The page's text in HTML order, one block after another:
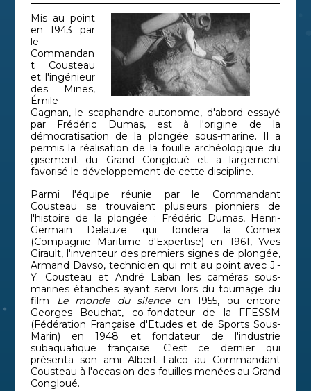
Mis au point
en 1943 par
le
Commandan
t Cousteau
et l'ingénieur
des Mines,
Émile
Gagnan, le scaphandre autonome, d'abord essayé
par Frédéric Dumas, est à l'origine de la
démocratisation de la plongée sous-marine. Il a
permis la réalisation de la fouille archéologique du
gisement du Grand Congloué et a largement
favorisé le développement de cette discipline.
Parmi l'équipe réunie par le Commandant
Cousteau se trouvaient plusieurs pionniers de
l'histoire de la plongée : Frédéric Dumas, Henri-
Germain Delauze qui fondera la Comex
(Compagnie Maritime d'Expertise) en 1961, Yves
Girault, l'inventeur des premiers signes de plongée,
Armand Davso, technicien qui mit au point avec J.-
Y. Cousteau et André Laban les caméras sous-
marines étanches ayant servi lors du tournage du
film Le monde du silenceen 1955, ou encore
Georges Beuchat, co-fondateur de la FFESSM
(Fédération Française d'Etudes et de Sports Sous-
Marin) en 1948 et fondateur de l'industrie
subaquatique française. C'est ce dernier qui
présenta son ami Albert Falco au Commandant
Cousteau à l'occasion des fouilles menées au Grand
Congloué.